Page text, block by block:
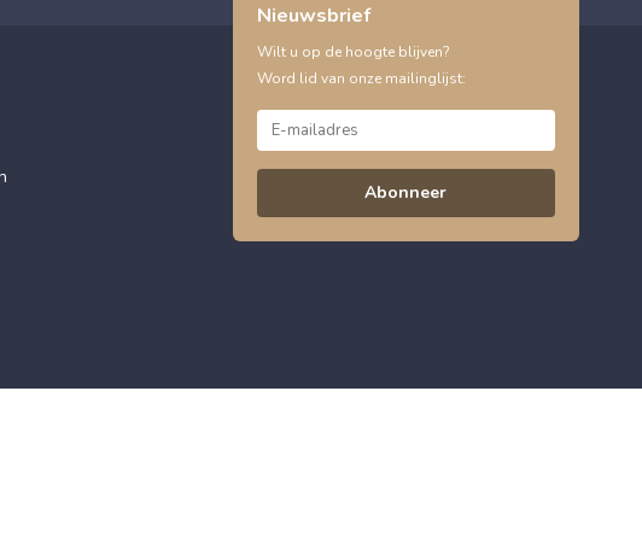
Nieuwsbrief
Wilt u op de hoogte blijven?
Word lid van onze mailinglijst:
Abonneer